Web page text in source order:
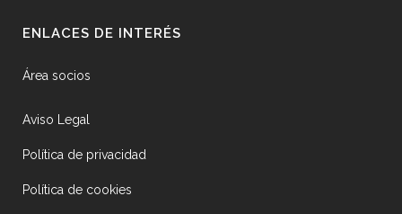
ENLACES DE INTERÉS
Área socios
Aviso Legal
Política de privacidad
Política de cookies